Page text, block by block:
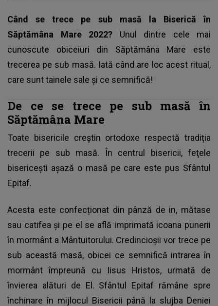
Când se trece pe sub masă la Biserică în
Săptămâna Mare 2022? Unul dintre cele mai
cunoscute obiceiuri din Săptămâna Mare este
trecerea pe sub masă. Iată când are loc acest ritual,
care sunt tainele sale şi ce semnifică!
De ce se trece pe sub masă în
Săptămâna Mare
Toate bisericile creştin ortodoxe respectă tradiţia
trecerii pe sub masă. În centrul bisericii, feţele
bisericeşti aşază o masă pe care este pus Sfântul
Epitaf.
Acesta este confecționat din pânză de in, mătase
sau catifea și pe el se află imprimată icoana punerii
în mormânt a Mântuitorului. Credincioşii vor trece pe
sub această masă, obicei ce semnifică intrarea în
mormânt împreună cu Iisus Hristos, urmată de
învierea alături de El. Sfântul Epitaf rămâne spre
închinare în mijlocul Bisericii până la slujba Deniei